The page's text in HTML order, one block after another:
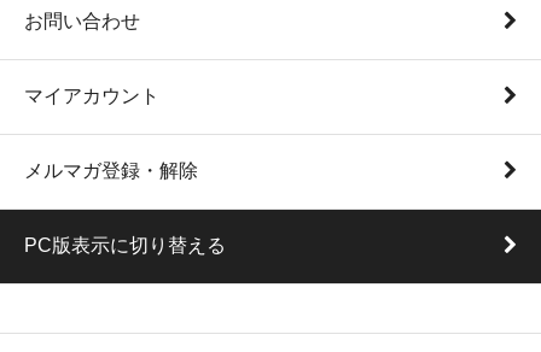
お問い合わせ
マイアカウント
メルマガ登録・解除
PC版表示に切り替える